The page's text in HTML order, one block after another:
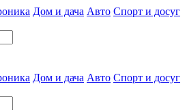
Дом и дача Авто Спорт и досуг
Дом и дача Авто Спорт и досуг